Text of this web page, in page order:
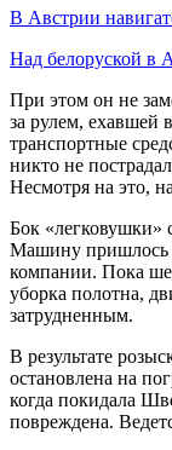
В Австрии
Над белоруской в
При этом он не
за рулем, ехавшей
транспортные
никто не
Несмотря на это,
Бок «легковушки»
Машину пришлось
компании. Пока
уборка полотна,
затрудненным.
В результате
остановлена на
когда покидала
повреждена.